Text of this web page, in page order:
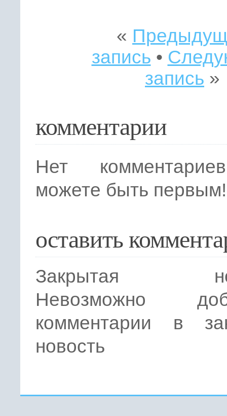
«
запись •
запись »
комментарии
Нет
можете быть первым!
оставить
Закрытая
Невозможно
комментарии в
новость